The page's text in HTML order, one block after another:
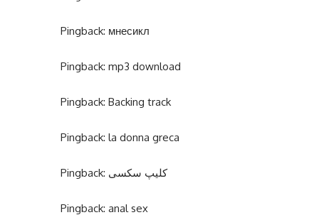
Pingback: мнесикл
Pingback: mp3 download
Pingback: Backing track
Pingback: la donna greca
Pingback: کلیپ سکسی
Pingback: anal sex